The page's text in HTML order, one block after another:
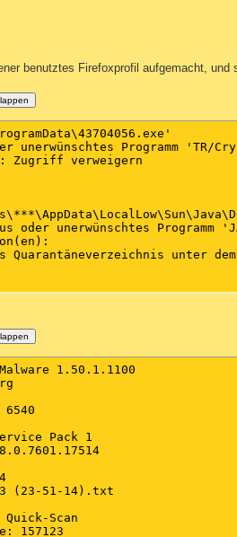
benutztes Firefoxprofil aufgemacht,
unerwünschtes Programm 'TR/
Zugriff verweigern
oder unerwünschtes Programm
unter dem
1.50.1.1100
Pack 1
(23-51-14).txt
Scan
157123